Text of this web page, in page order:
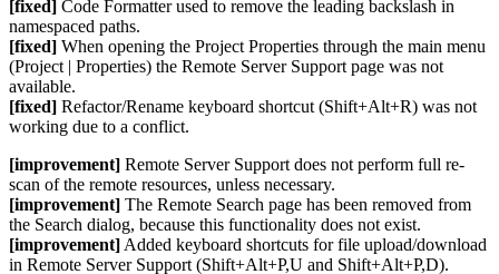
[fixed] Code Formatter used to remove the leading backslash in
namespaced paths.
[fixed] When opening the Project Properties through the main menu
(Project | Properties) the Remote Server Support page was not
available.
[fixed] Refactor/Rename keyboard shortcut (Shift+Alt+R) was not
working due to a conflict.
[improvement] Remote Server Support does not perform full re-
scan of the remote resources, unless necessary.
[improvement] The Remote Search page has been removed from
the Search dialog, because this functionality does not exist.
[improvement] Added keyboard shortcuts for file upload/download
in Remote Server Support (Shift+Alt+P,U and Shift+Alt+P,D).